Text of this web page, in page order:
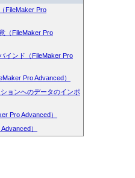
FileMaker Pro
（FileMaker Pro
インド（FileMaker Pro
Pro Advanced）
ョンへのデータのインポ
Pro Advanced）
）